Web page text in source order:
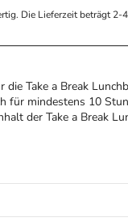
Die Lieferzeit beträgt 2-
die Take a Break
für mindestens 10
der Take a Break